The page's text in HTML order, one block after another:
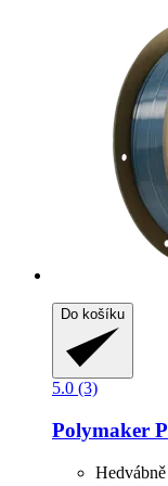
Do košíku
5.0 (3)
Polymaker